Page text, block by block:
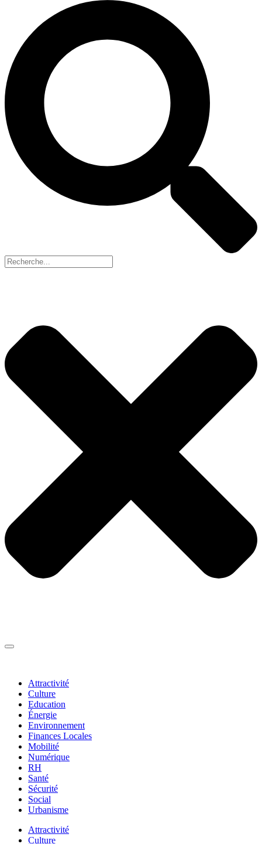
Attractivité
Culture
Education
Énergie
Environnement
Finances Locales
Mobilité
Numérique
RH
Santé
Sécurité
Social
Urbanisme
Attractivité
Culture